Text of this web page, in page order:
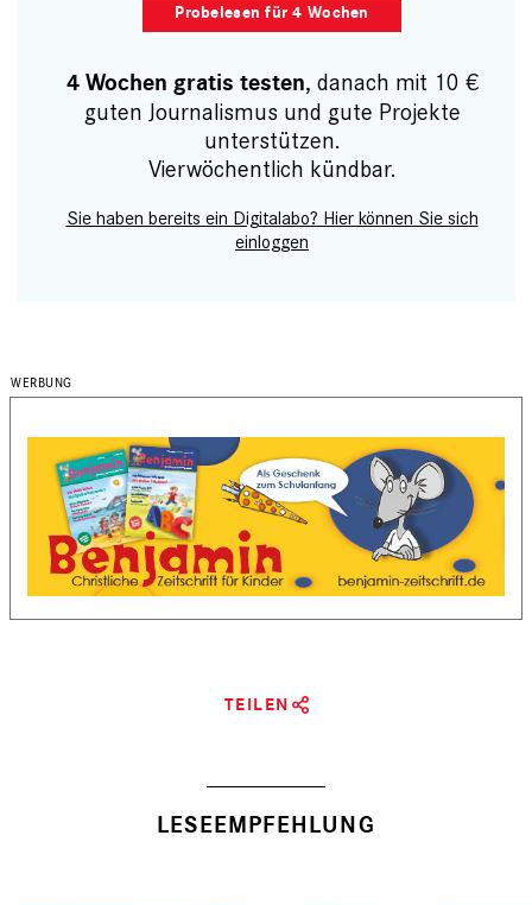
Probelesen für 4 Wochen
4 Wochen gratis testen, danach mit 10 €
guten Journalismus und gute Projekte
unterstützen.
Vierwöchentlich kündbar.
Sie haben bereits ein Digitalabo? Hier können Sie sich
einloggen
TEILEN
LESEEMPFEHLUNG